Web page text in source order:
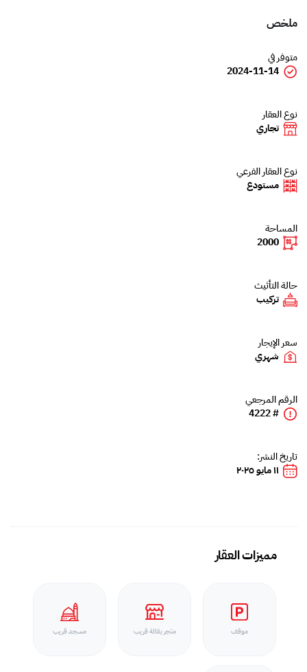
ملخص
متوفر في
2024-11-14
نوع العقار
تجاري
نوع العقار الفرعي
مستودع
المساحة
2000
حالة التأثيث
تركيب
سعر الإيجار
شهري
الرقم المرجعي
# 4222
تاريخ النشر:
١١ مايو ٢٠٢٥
مميزات العقار
موقف متجر بقالة قريب مسجد قريب